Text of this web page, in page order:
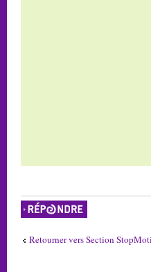
Répondre
Retourner vers Section